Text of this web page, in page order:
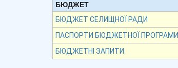
БЮДЖЕТ
БЮДЖЕТ СЕЛИЩНОЇ РАДИ
ПАСПОРТИ БЮДЖЕТНОЇ ПРОГРАМИ
БЮДЖЕТНІ ЗАПИТИ